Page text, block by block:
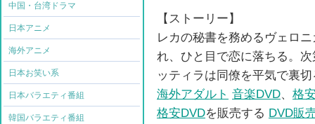
中国・台湾ドラマ
日本アニメ
海外アニメ
日本お笑い系
日本バラエティ番組
韓国バラエティ番組
【ストーリー】
レカの秘書を務めるヴェロ
れ、ひと目で恋に落ちる。
ッティラは同僚を平気で裏
海外アダルト 音楽DVD、 格
格安DVDを販売する DVD販